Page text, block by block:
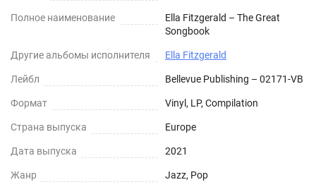
Полное наименование
Ella Fitzgerald – The Great
Songbook
Другие альбомы исполнителя Ella Fitzgerald
Лейбл Bellevue Publishing – 02171-VB
Формат Vinyl, LP, Compilation
Страна выпуска Europe
Дата выпуска 2021
Жанр Jazz, Pop